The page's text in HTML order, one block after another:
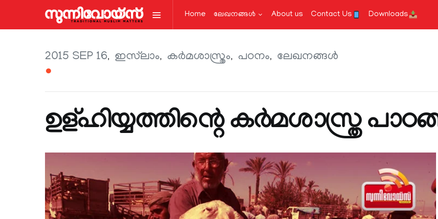
Home ലേഖനങ്ങള്‍ About us Contact Us Downloads
2015 SEP 16 ഇസ്‌ലാം കര്‍മശാസ്ത്രം പഠനം ലേഖനങ്ങള്‍
●
ഉള്ഹിയ്യത്തിന്റെ കർമശാസ്ത്ര